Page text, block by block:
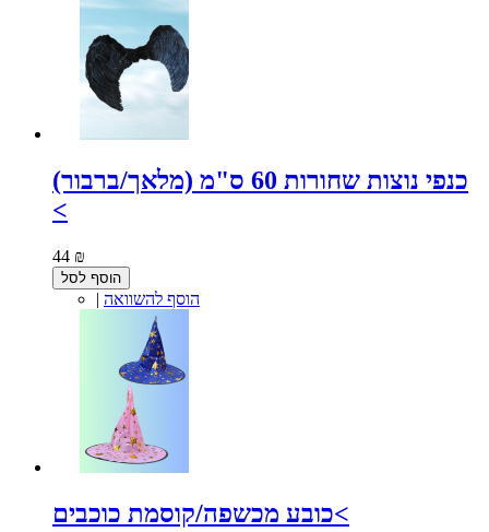
כנפי נוצות שחורות 60 ס"מ (מלאך/ברבור)
<
44 ₪
הוסף לסל
| הוסף להשוואה
כובע מכשפה/קוסמת כוכבים<